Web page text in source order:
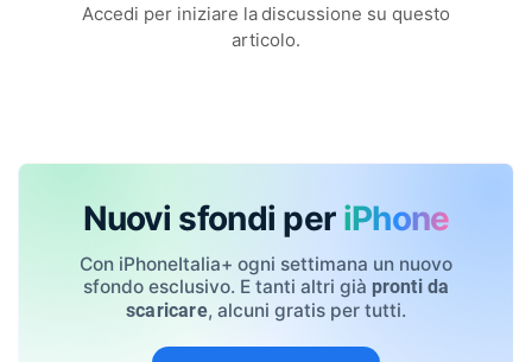
Accedi per iniziare la discussione su questo
articolo.
Nuovi sfondi per iPhone
Con iPhoneItalia+ ogni settimana un nuovo
sfondo esclusivo. E tanti altri già pronti da
scaricare, alcuni gratis per tutti.